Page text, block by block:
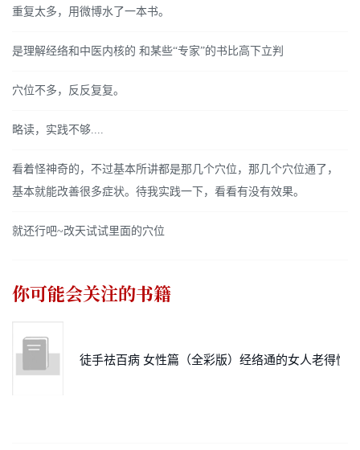
重复太多，用微博水了一本书。
是理解经络和中医内核的 和某些“专家”的书比高下立判
穴位不多，反反复复。
略读，实践不够....
看着怪神奇的，不过基本所讲都是那几个穴位，那几个穴位通了，
基本就能改善很多症状。待我实践一下，看看有没有效果。
就还行吧~改天试试里面的穴位
你可能会关注的书籍
徒手祛百病 女性篇（全彩版）经络通的女人老得慢